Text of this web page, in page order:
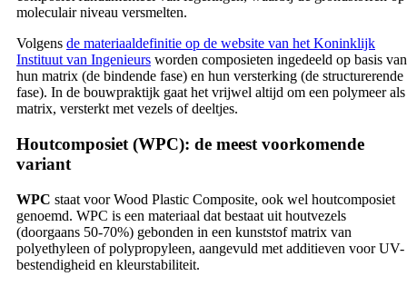
moleculair niveau versmelten.
Volgens de materiaaldefinitie op de website van het Koninklijk
Instituut van Ingenieurs worden composieten ingedeeld op basis van
hun matrix (de bindende fase) en hun versterking (de structurerende
fase). In de bouwpraktijk gaat het vrijwel altijd om een polymeer als
matrix, versterkt met vezels of deeltjes.
Houtcomposiet (WPC): de meest voorkomende
variant
WPC staat voor Wood Plastic Composite, ook wel houtcomposiet
genoemd. WPC is een materiaal dat bestaat uit houtvezels
(doorgaans 50-70%) gebonden in een kunststof matrix van
polyethyleen of polypropyleen, aangevuld met additieven voor UV-
bestendigheid en kleurstabiliteit.